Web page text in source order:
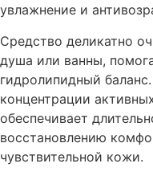
увлажнение и
Средство деликатно
душа или ванны,
гидролипидный
концентрации
обеспечивает
восстановлению
чувствительной кожи.